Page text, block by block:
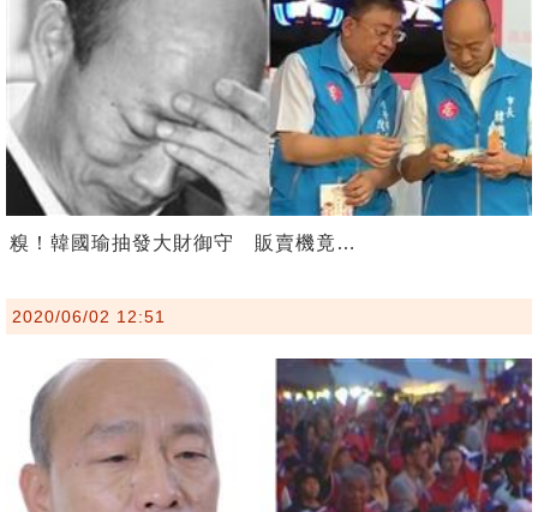
糗！韓國瑜抽發大財御守 販賣機竟…
2020/06/02 12:51